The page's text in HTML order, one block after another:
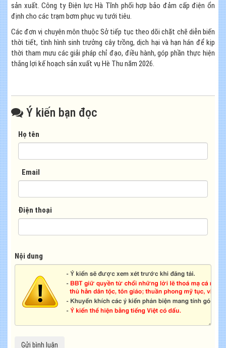
sản xuất. Công ty Điện lực Hà Tĩnh phối hợp bảo đảm cấp điện ổn
định cho các trạm bơm phục vụ tưới tiêu.
Các đơn vị chuyên môn thuộc Sở tiếp tục theo dõi chặt chẽ diễn biến
thời tiết, tình hình sinh trưởng cây trồng, dịch hại và hạn hán để kịp
thời tham mưu các giải pháp chỉ đạo, điều hành, góp phần thực hiện
thắng lợi kế hoạch sản xuất vụ Hè Thu năm 2026.
Ý kiến bạn đọc
Họ tên
Email
Điện thoại
Nội dung